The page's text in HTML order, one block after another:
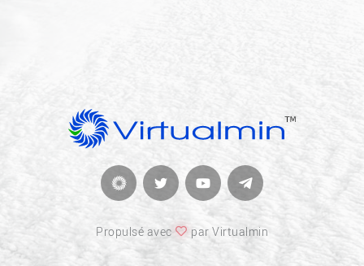
Propulsé avec par Virtualmin